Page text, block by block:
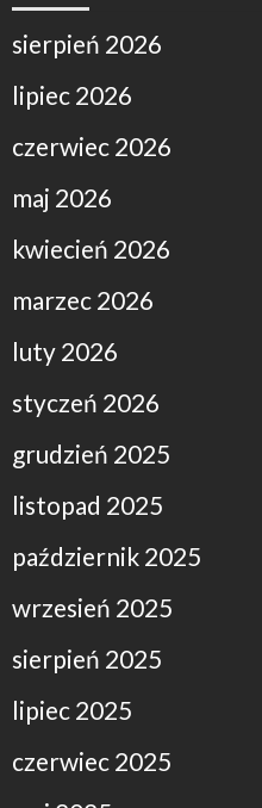
sierpień 2026
lipiec 2026
czerwiec 2026
maj 2026
kwiecień 2026
marzec 2026
luty 2026
styczeń 2026
grudzień 2025
listopad 2025
październik 2025
wrzesień 2025
sierpień 2025
lipiec 2025
czerwiec 2025